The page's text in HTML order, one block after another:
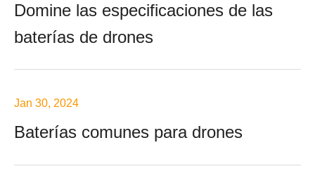
Domine las especificaciones de las
baterías de drones
Jan 30, 2024
Baterías comunes para drones